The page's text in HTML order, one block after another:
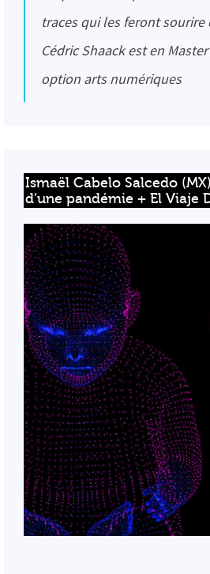
traces qui les feront
Cédric Shaack est en
option arts numériques
Ismaël Cabelo Salcedo
d’une pandémie + El Viaje